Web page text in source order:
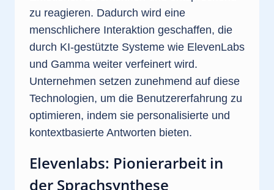
zu reagieren. Dadurch wird eine
menschlichere Interaktion geschaffen, die
durch KI-gestützte Systeme wie ElevenLabs
und Gamma weiter verfeinert wird.
Unternehmen setzen zunehmend auf diese
Technologien, um die Benutzererfahrung zu
optimieren, indem sie personalisierte und
kontextbasierte Antworten bieten.
Elevenlabs: Pionierarbeit in
der Sprachsynthese